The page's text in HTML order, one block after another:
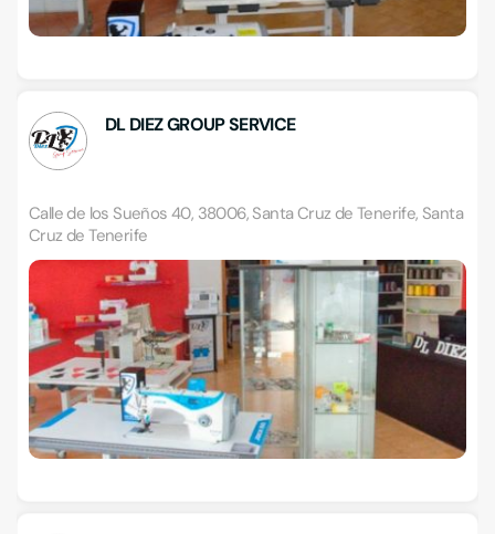
DL DIEZ GROUP SERVICE
Calle de los Sueños 40, 38006, Santa Cruz de Tenerife, Santa
Cruz de Tenerife